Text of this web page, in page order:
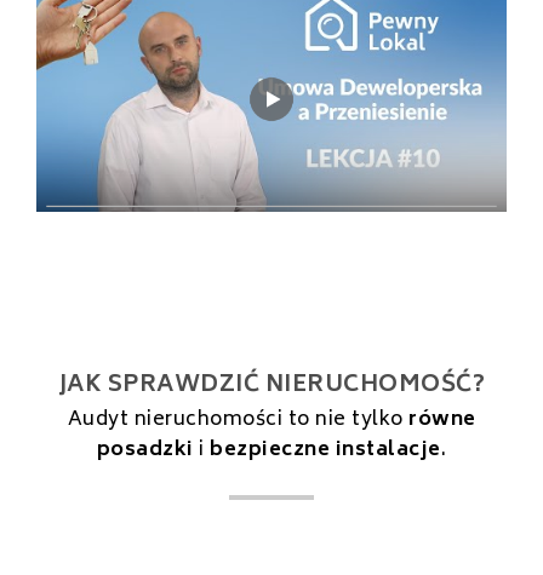
JAK SPRAWDZIĆ NIERUCHOMOŚĆ?
Audyt nieruchomości to nie tylko równe
posadzki i bezpieczne instalacje.